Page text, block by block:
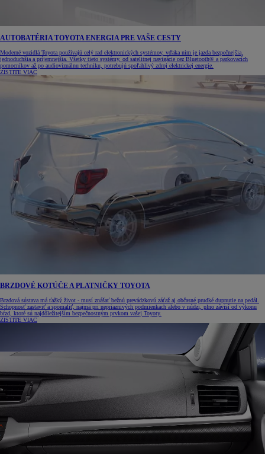
AUTOBATÉRIA TOYOTA ENERGIA PRE VAŠE CESTY
Moderné vozidlá Toyota používajú celý rad elektronických systémov, vďaka nim je jazda bezpečnejšia,
jednoduchšia a príjemnejšia. Všetky tieto systémy, od satelitnej navigácie cez Bluetooth® a parkovacích
pomocníkov až po audiovizuálnu techniku, potrebujú spoľahlivý zdroj elektrickej energie.
ZISTITE VIAC
BRZDOVÉ KOTÚČE A PLATNIČKY TOYOTA
Brzdová sústava má ťažký život - musí znášať bežnú prevádzkovú záťaž aj občasné prudké dupnutie na pedál.
Schopnosť zastaviť a spomaliť, najmä pri nepriaznivých podmienkach alebo v núdzi, plno závisí od výkonu
bŕzd, ktoré sú najdôležitejším bezpečnostným prvkom vašej Toyoty.
ZISTITE VIAC